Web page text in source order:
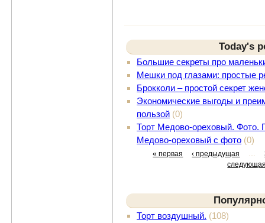
Today's
Большие секреты про
Мешки под глазами: простые
Брокколи – простой секрет
Экономические выгоды и
пользой (0)
Торт Медово-ореховый. Фото.
Медово-ореховый с фото (0)
« первая ‹ предыдущая …
Торт воздушный. (108)